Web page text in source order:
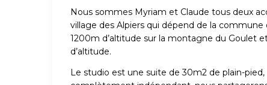
Nous sommes Myriam et Claude tous deux
village des Alpiers qui dépend de la
1200m d’altitude sur la montagne du Goulet
d’altitude.
Le studio est une suite de 30m2 de plain-